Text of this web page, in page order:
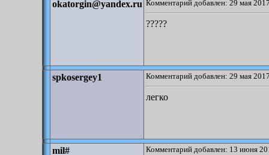
okatorgin@yandex.ru Комментарий добавлен: 29 мая
?????
spkosergey1 Комментарий добавлен: 29 мая
легко
mil# Комментарий добавлен: 13 июня